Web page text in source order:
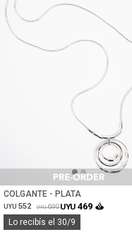
Talle
COLGANTE - PLATA
UYU 552 UYU 690UYU 469
Lo recibís el 30/9